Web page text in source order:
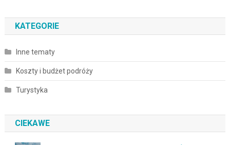
KATEGORIE
Inne tematy
Koszty i budżet podróży
Turystyka
CIEKAWE